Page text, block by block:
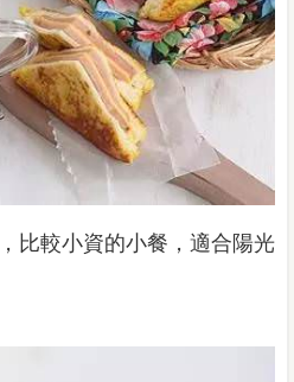
比較小資的小餐，適合陽光